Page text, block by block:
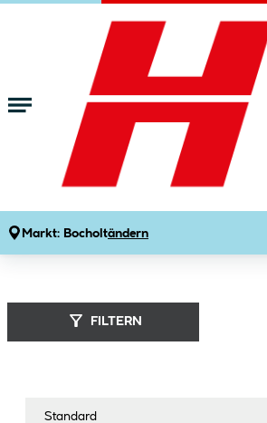
Zum Hauptinhalt springen
Markt: Bocholtändern
Marken Fischer Bikes
Fischer Bikes (344
FILTERN